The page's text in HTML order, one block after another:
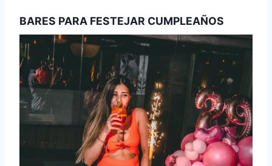
BARES PARA FESTEJAR CUMPLEAÑOS